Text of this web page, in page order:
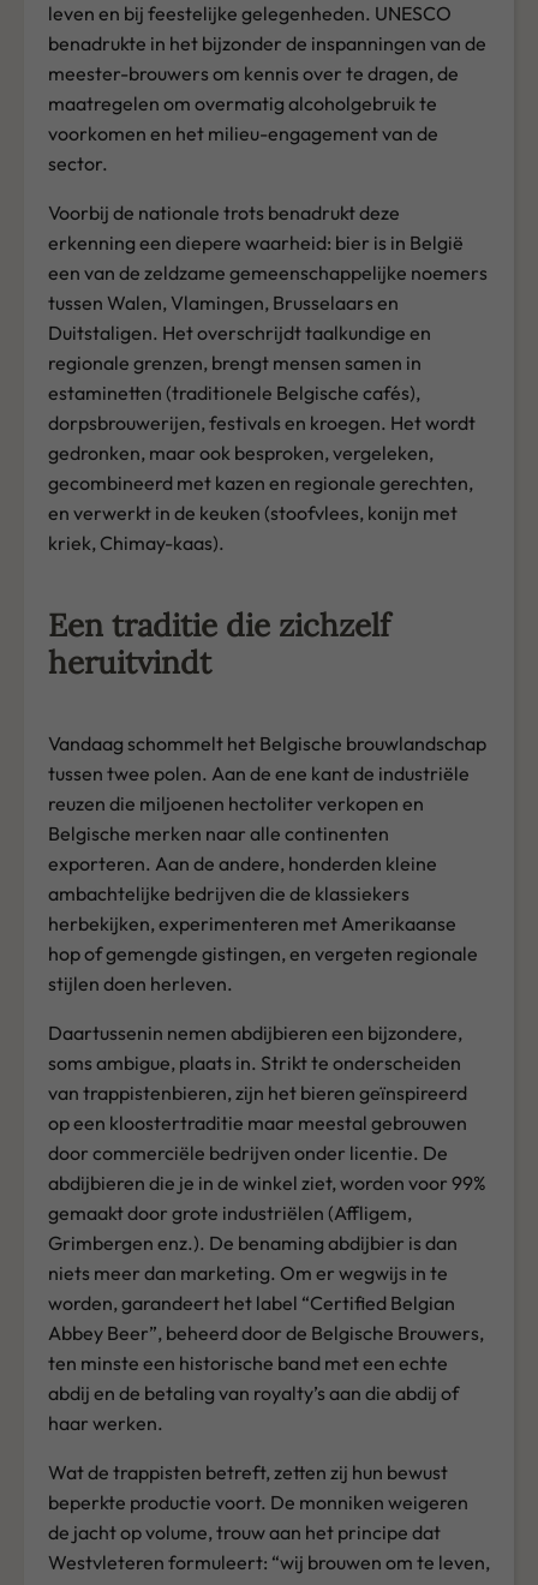
leven en bij feestelijke gelegenheden. UNESCO
benadrukte in het bijzonder de inspanningen van de
meester-brouwers om kennis over te dragen, de
maatregelen om overmatig alcoholgebruik te
voorkomen en het milieu-engagement van de
sector.
Voorbij de nationale trots benadrukt deze
erkenning een diepere waarheid: bier is in België
een van de zeldzame gemeenschappelijke noemers
tussen Walen, Vlamingen, Brusselaars en
Duitstaligen. Het overschrijdt taalkundige en
regionale grenzen, brengt mensen samen in
estaminetten (traditionele Belgische cafés),
dorpsbrouwerijen, festivals en kroegen. Het wordt
gedronken, maar ook besproken, vergeleken,
gecombineerd met kazen en regionale gerechten,
en verwerkt in de keuken (stoofvlees, konijn met
kriek, Chimay-kaas).
Een traditie die zichzelf
heruitvindt
Vandaag schommelt het Belgische brouwlandschap
tussen twee polen. Aan de ene kant de industriële
reuzen die miljoenen hectoliter verkopen en
Belgische merken naar alle continenten
exporteren. Aan de andere, honderden kleine
ambachtelijke bedrijven die de klassiekers
herbekijken, experimenteren met Amerikaanse
hop of gemengde gistingen, en vergeten regionale
stijlen doen herleven.
Daartussenin nemen abdijbieren een bijzondere,
soms ambigue, plaats in. Strikt te onderscheiden
van trappistenbieren, zijn het bieren geïnspireerd
op een kloostertraditie maar meestal gebrouwen
door commerciële bedrijven onder licentie. De
abdijbieren die je in de winkel ziet, worden voor 99%
gemaakt door grote industriëlen (Affligem,
Grimbergen enz.). De benaming abdijbier is dan
niets meer dan marketing. Om er wegwijs in te
worden, garandeert het label “Certified Belgian
Abbey Beer”, beheerd door de Belgische Brouwers,
ten minste een historische band met een echte
abdij en de betaling van royalty’s aan die abdij of
haar werken.
Wat de trappisten betreft, zetten zij hun bewust
beperkte productie voort. De monniken weigeren
de jacht op volume, trouw aan het principe dat
Westvleteren formuleert: “wij brouwen om te leven,